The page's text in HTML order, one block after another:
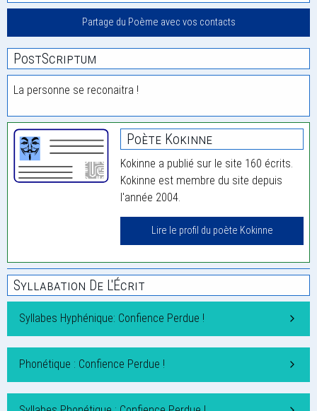
Partage du Poème avec vos contacts
PostScriptum
La personne se reconaitra !
Poète Kokinne
Kokinne a publié sur le site 160 écrits.
Kokinne est membre du site depuis
l'année 2004.
Lire le profil du poète Kokinne
Syllabation De L'Écrit
Syllabes Hyphénique: Confience Perdue !
Phonétique : Confience Perdue !